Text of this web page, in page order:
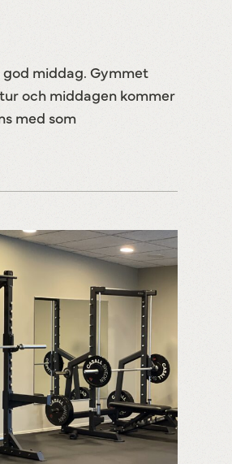
middag. Gymmet
och middagen kommer
med som